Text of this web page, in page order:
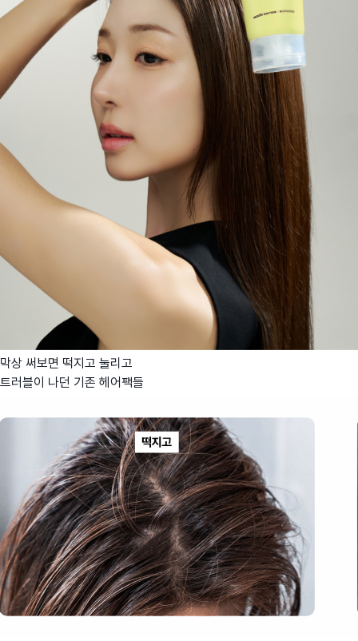
막상 써보면 떡지고 눌리고
트러블이 나던 기존 헤어팩들